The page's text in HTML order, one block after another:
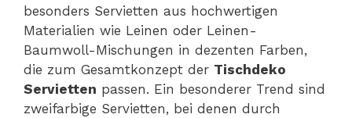
besonders Servietten aus hochwertigen
Materialien wie Leinen oder Leinen-
Baumwoll-Mischungen in dezenten Farben,
die zum Gesamtkonzept der Tischdeko
Servietten passen. Ein besonderer Trend sind
zweifarbige Servietten, bei denen durch